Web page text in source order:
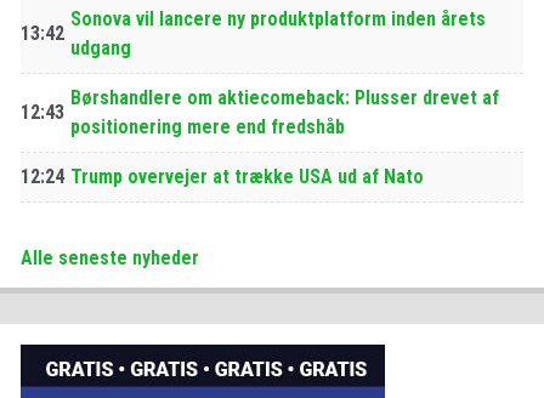
13:42
Sonova vil lancere ny produktplatform inden årets
udgang
12:43
Børshandlere om aktiecomeback: Plusser drevet af
positionering mere end fredshåb
12:24 Trump overvejer at trække USA ud af Nato
Alle seneste nyheder